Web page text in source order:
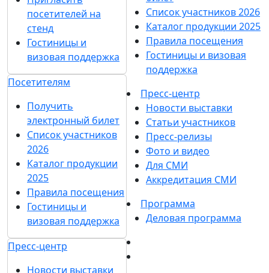
посетителей на
стенд
Гостиницы и
визовая поддержка
Посетителям
Получить
электронный билет
Список участников
2026
Каталог продукции
2025
Правила посещения
Гостиницы и
визовая поддержка
Пресс-центр
Новости выставки
Список участников 2026
Каталог продукции 2025
Правила посещения
Гостиницы и визовая
поддержка
Пресс-центр
Новости выставки
Статьи участников
Пресс-релизы
Фото и видео
Для СМИ
Аккредитация СМИ
Программа
Деловая программа